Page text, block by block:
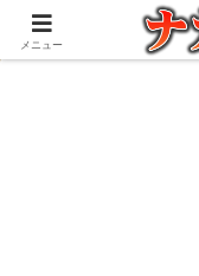
アウトドアとガジェ
メニュー